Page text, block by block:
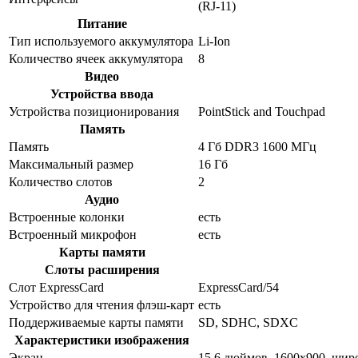
(RJ-11)
Питание
Тип используемого аккумулятора Li-Ion
Количество ячеек аккумулятора
8
Видео
Устройства ввода
Устройства позиционирования
PointStick and Touchpad
Память
Память
4 Гб DDR3 1600 МГц
Максимальный размер
16 Гб
Количество слотов
2
Аудио
Встроенные колонки
есть
Встроенный микрофон
есть
Карты памяти
Слоты расширения
Слот ExpressCard
ExpressCard/54
Устройство для чтения флэш-карт есть
Поддерживаемые карты памяти
SD, SDHC, SDXC
Характеристики изображения